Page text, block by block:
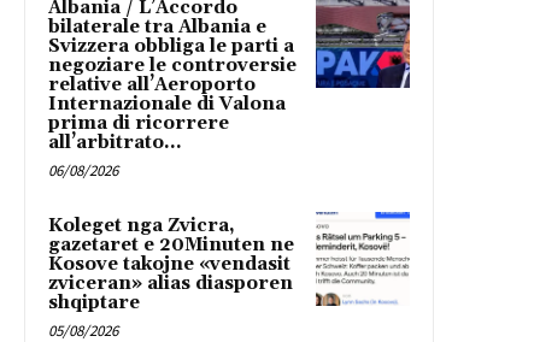
Albania / L’Accordo
bilaterale tra Albania e
Svizzera obbliga le parti a
negoziare le controversie
relative all’Aeroporto
Internazionale di Valona
prima di ricorrere
all’arbitrato...
06/08/2026
Koleget nga Zvicra,
gazetaret e 20Minuten ne
Kosove takojne «vendasit
zviceran» alias diasporen
shqiptare
05/08/2026